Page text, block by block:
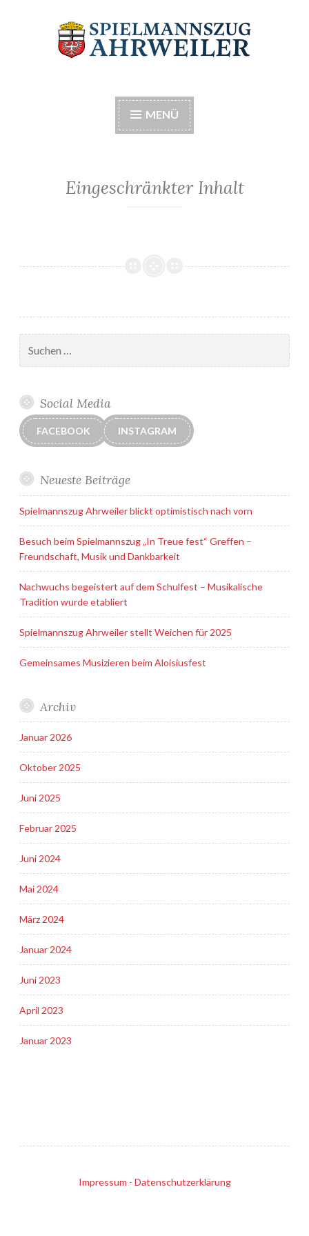
Spielmannszug
Ahrweiler e.V.
MENÜ
Eingeschränkter Inhalt
nach:
Social Media
FACEBOOK INSTAGRAM
Neueste Beiträge
Spielmannszug Ahrweiler blickt optimistisch nach vorn
Besuch beim Spielmannszug „In Treue fest“ Greffen –
Freundschaft, Musik und Dankbarkeit
Nachwuchs begeistert auf dem Schulfest – Musikalische
Tradition wurde etabliert
Spielmannszug Ahrweiler stellt Weichen für 2025
Gemeinsames Musizieren beim Aloisiusfest
Archiv
Januar 2026
Oktober 2025
Juni 2025
Februar 2025
Juni 2024
Mai 2024
März 2024
Januar 2024
Juni 2023
April 2023
Januar 2023
Impressum - Datenschutzerklärung